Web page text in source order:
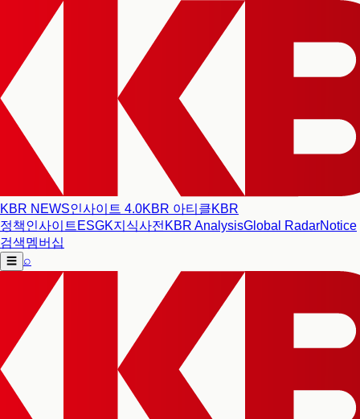
KBR NEWS인사이트 4.0KBR 아티클KBR
정책인사이트 ESGK지식사전 KBR AnalysisGlobal RadarNotice
검색멤버십
☰ ⌕